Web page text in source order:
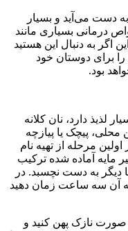
دست می‌آید و بسیار
بسیاری مانند
اگر به دنبال این هستید
برای دوستان خود
بود.
لذیذ دارد، نان کلانه
محلی، پیچک یا پیازچه
مرحله از تهیه نام
مایه آماده شده ترکیب
دیگر به دست نچسبد. در
به آن سه ساعت زمان دهید
صورت نازک پهن کنید و